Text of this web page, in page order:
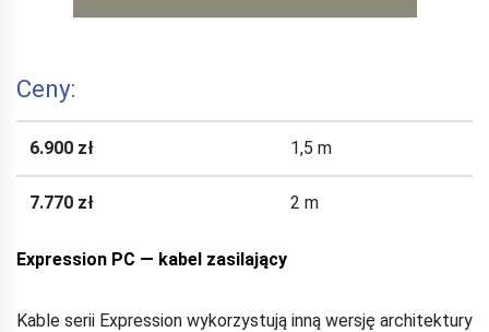
Ceny:
6.900 zł 1,5 m
7.770 zł 2 m
Expression PC — kabel zasilający
Kable serii Expression wykorzystują inną wersję architektury